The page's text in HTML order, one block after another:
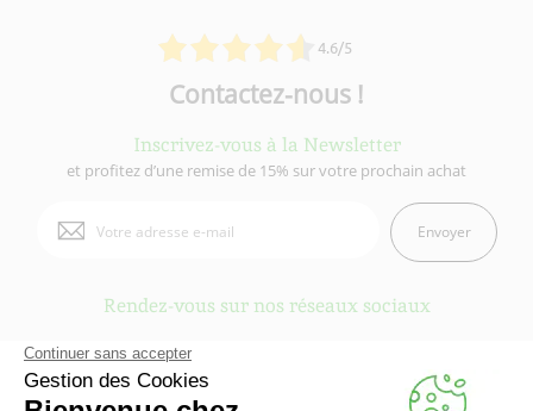
4.6/5
Contactez-nous !
Inscrivez-vous à la Newsletter
et profitez d’une remise de 15% sur votre prochain achat
Envoyer
Rendez-vous sur nos réseaux sociaux